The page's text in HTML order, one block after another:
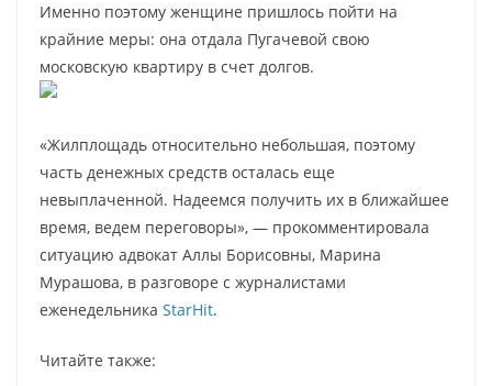
Именно поэтому женщине пришлось пойти на
крайние меры: она отдала Пугачевой свою
московскую квартиру в счет долгов.
«Жилплощадь относительно небольшая, поэтому
часть денежных средств осталась еще
невыплаченной. Надеемся получить их в ближайшее
время, ведем переговоры», — прокомментировала
ситуацию адвокат Аллы Борисовны, Марина
Мурашова, в разговоре с журналистами
еженедельника StarHit.
Читайте также: